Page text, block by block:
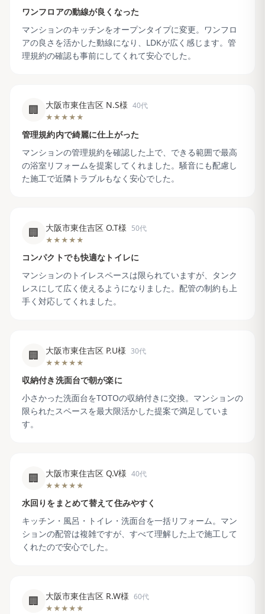
ワンフロアの動線が良くなった
マンションのキッチンをオープンタイプに変更。ワンフロ
アの良さを活かした動線になり、LDKが広く感じます。管
理規約の確認も事前にしてくれて安心でした。
🏢 大阪市東住吉区 N.S様 40代
★★★★★
管理規約内で綺麗に仕上がった
マンションの管理規約を確認した上で、できる範囲で最高
の浴室リフォームを提案してくれました。騒音にも配慮し
た施工で近隣トラブルもなく安心でした。
🏢 大阪市東住吉区 O.T様 50代
★★★★★
コンパクトでも快適なトイレに
マンションのトイレスペースは限られていますが、タンク
レスにして広く使えるようになりました。配管の制約も上
手く対応してくれました。
🏢 大阪市東住吉区 P.U様 30代
★★★★★
収納付き洗面台で朝が楽に
小さかった洗面台をTOTOの収納付きに交換。マンションの
限られたスペースを最大限活かした提案で満足していま
す。
🏢 大阪市東住吉区 Q.V様 40代
★★★★★
水回りをまとめて替えて住みやすく
キッチン・風呂・トイレ・洗面台を一括リフォーム。マン
ションの配管は複雑ですが、すべて理解した上で施工して
くれたので安心でした。
🏢 大阪市東住吉区 R.W様 60代
★★★★★